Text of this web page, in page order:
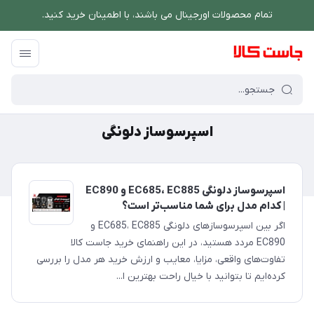
تمام محصولات اورجینال می باشند، با اطمینان خرید کنید.
فروشگاه اینترنتی جاست کالا
اسپرسوساز دلونگی
اسپرسوساز دلونگی EC685، EC885 و EC890
| کدام مدل برای شما مناسب‌تر است؟
اگر بین اسپرسوسازهای دلونگی EC685، EC885 و
EC890 مردد هستید، در این راهنمای خرید جاست کالا
تفاوت‌های واقعی، مزایا، معایب و ارزش خرید هر مدل را بررسی
کرده‌ایم تا بتوانید با خیال راحت بهترین ا...